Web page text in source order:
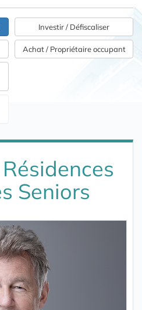
Investir / Défiscaliser
Achat / Propriétaire occupant
Seniors